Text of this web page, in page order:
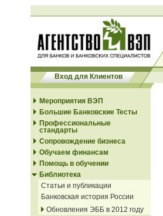
Вход для Клиентов
Мероприятия ВЭП
Большие Банковские Тесты
Профессиональные
стандарты
Сопровождение бизнеса
Обучаем финансам
Помощь в обучении
Библиотека
Статьи и публикации
Банковская история России
Обновления ЭББ в 2012 году